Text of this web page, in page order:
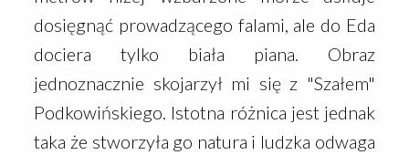
dosięgnąć prowadzącego falami, ale do Eda
dociera tylko biała piana. Obraz
jednoznacznie skojarzył mi się z "Szałem"
Podkowińskiego. Istotna różnica jest jednak
taka że stworzyła go natura i ludzka odwaga